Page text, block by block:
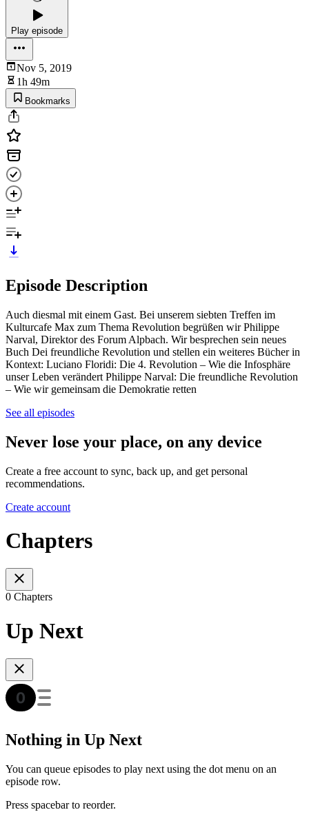
Play episode
Nov 5, 2019
1h 49m
Bookmarks
Episode Description
Auch diesmal mit einem Gast. Bei unserem siebten Treffen im
Kulturcafe Max zum Thema Revolution begrüßen wir Philippe
Narval, Direktor des Forum Alpbach. Wir besprechen sein neues
Buch Dei freundliche Revolution und stellen ein weiteres Bücher in
Kontext: Luciano Floridi: Die 4. Revolution – Wie die Infosphäre
unser Leben verändert Philippe Narval: Die freundliche Revolution
– Wie wir gemeinsam die Demokratie retten
See all episodes
Never lose your place, on any device
Create a free account to sync, back up, and get personal
recommendations.
Create account
Chapters
0 Chapters
Up Next
Nothing in Up Next
You can queue episodes to play next using the dot menu on an
episode row.
Press spacebar to reorder.